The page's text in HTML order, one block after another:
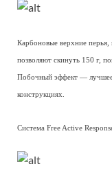
Карбоновые верхние
позволяют скинуть 150 г,
Побочный эффект —
конструкциях.
Система Free Active